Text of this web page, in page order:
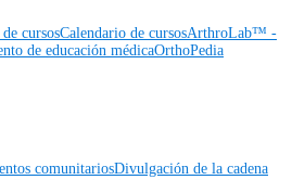
cursosCalendario de cursosArthroLab™ -
de educación médicaOrthoPedia
comunitariosDivulgación de la cadena